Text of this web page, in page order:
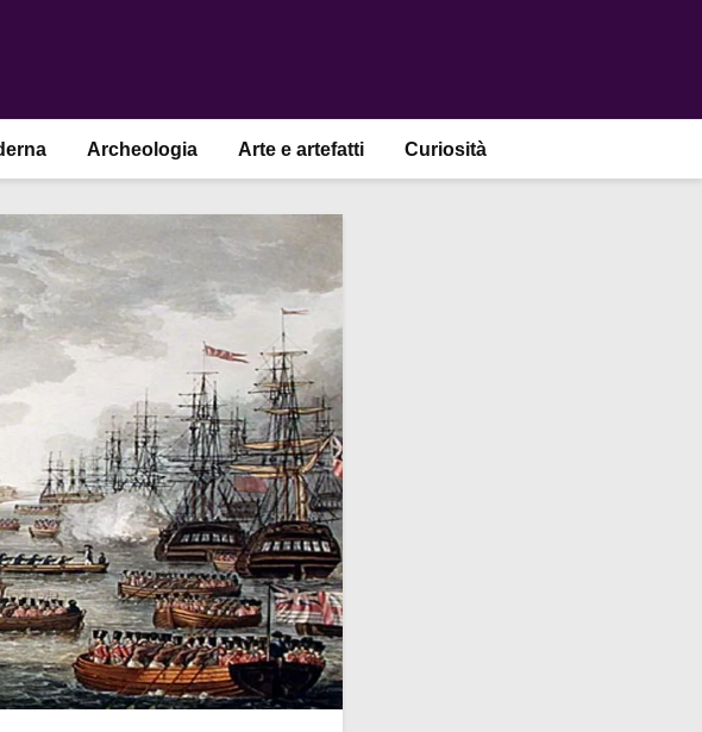
Archeologia Arte e artefatti Curiosità